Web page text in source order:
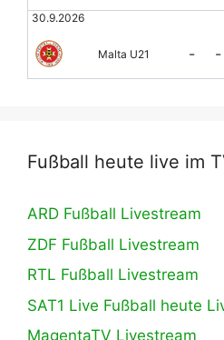
30.9.2026
Malta U21 - -
Fußball heute live im
ARD Fußball Livestream
ZDF Fußball Livestream
RTL Fußball Livestream
SAT1 Live Fußball heute
MagentaTV Livestream